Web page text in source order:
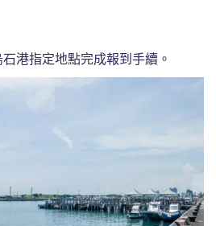
港指定地點完成報到手續。